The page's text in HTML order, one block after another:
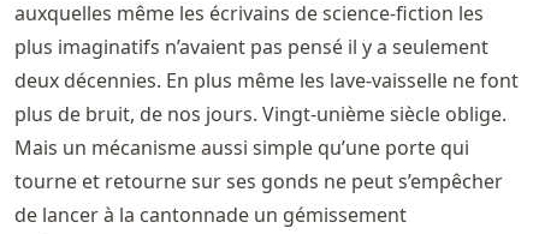
auxquelles même les écrivains de science-fiction les
plus imaginatifs n’avaient pas pensé il y a seulement
deux décennies. En plus même les lave-vaisselle ne font
plus de bruit, de nos jours. Vingt-unième siècle oblige.
Mais un mécanisme aussi simple qu’une porte qui
tourne et retourne sur ses gonds ne peut s’empêcher
de lancer à la cantonnade un gémissement